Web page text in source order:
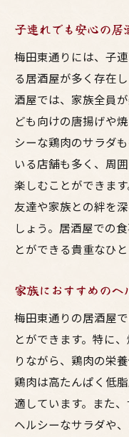
子連れでも安心の居
梅田東通りには、子
る居酒屋が多く存在
酒屋では、家族全員
ども向けの唐揚げや
シーな鶏肉のサラダ
いる店舗も多く、周
楽しむことができま
友達や家族との絆を
しょう。居酒屋での
とができる貴重なひと
家族におすすめのヘ
梅田東通りの居酒屋
とができます。特に
りながら、鶏肉の栄
鶏肉は高たんぱく低
適しています。また
ヘルシーなサラダや